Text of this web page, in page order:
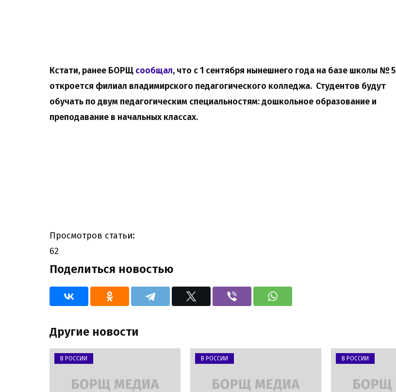
Кстати, ранее БОРЩ сообщал, что с 1 сентября нынешнего года на базе школы № 5
откроется филиал владимирского педагогического колледжа. Студентов будут
обучать по двум педагогическим специальностям: дошкольное образование и
преподавание в начальных классах.
Просмотров статьи:
62
Поделиться новостью
Другие новости
В РОССИИ В РОССИИ В РОССИИ